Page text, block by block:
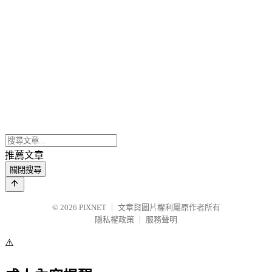
推薦文章
關閉搜尋
© 2026 PIXNET
文章與圖片權利屬原作者所有
隱私權政策
服務聲明
⚠️